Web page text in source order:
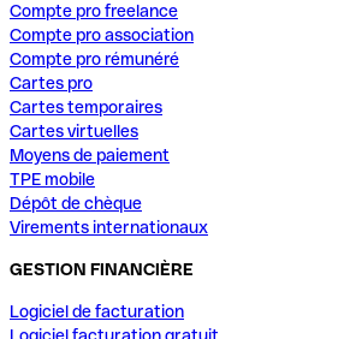
Compte pro freelance
Compte pro association
Compte pro rémunéré
Cartes pro
Cartes temporaires
Cartes virtuelles
Moyens de paiement
TPE mobile
Dépôt de chèque
Virements internationaux
GESTION FINANCIÈRE
Logiciel de facturation